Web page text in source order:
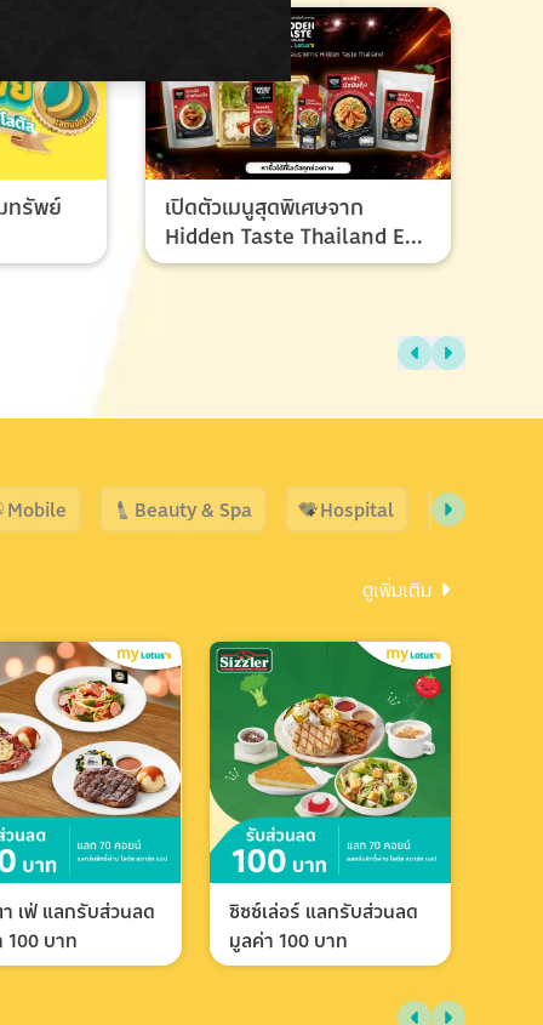
ทรัพย์
เปิดตัวเมนูสุดพิเศษจาก
Hidden Taste Thailand EP
8 เมนูของผู้ชนะและรองชนะ
กร
Mobile Beauty & Spa Hospital Shopping
ดูเพิ่มเติม
เฟ่ แลกรับส่วนลด
100 บาท
ซิซซ์เล่อร์ แลกรับส่วนลด
มูลค่า 100 บาท